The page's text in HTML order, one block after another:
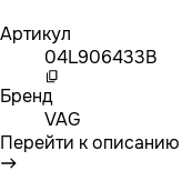
Артикул
04L906433B
Бренд
VAG
Перейти к описанию